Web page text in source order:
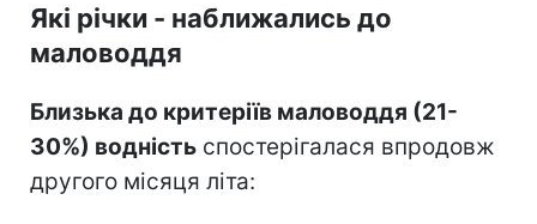
Які річки - наближались до
маловоддя
Близька до критеріїв маловоддя (21-
30%) водність спостерігалася впродовж
другого місяця літа: